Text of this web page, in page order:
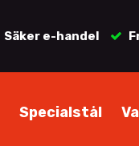
Säker e-handel
Specialstål